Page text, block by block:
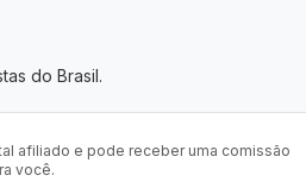
do Brasil.
afiliado e pode receber uma comissão
você.